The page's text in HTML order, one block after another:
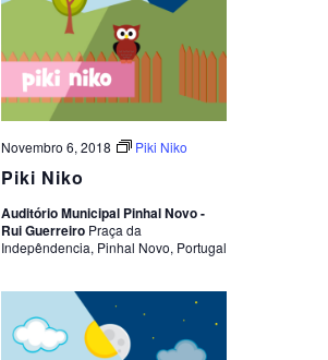
Piki Niko
Novembro 6, 2018 Piki Niko
Auditório Municipal Pinhal Novo -
Rui Guerreiro Praça da
Indepêndencia, Pinhal Novo, Portugal